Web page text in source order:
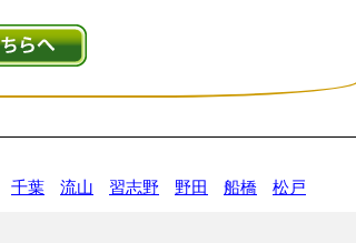
千葉 流山 習志野 野田 船橋 松戸